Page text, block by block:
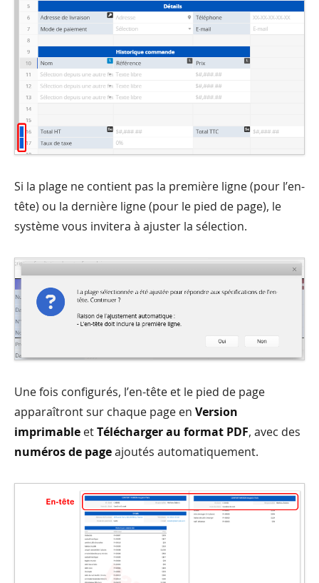
Si la plage ne contient pas la première ligne (pour l’en-
tête) ou la dernière ligne (pour le pied de page), le
système vous invitera à ajuster la sélection.
Une fois configurés, l’en-tête et le pied de page
apparaîtront sur chaque page en Version
imprimable etTélécharger au format PDF, avec des
numéros de pageajoutés automatiquement.